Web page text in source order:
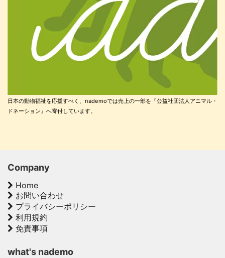
日本の動物福祉を応援すべく、nademoでは売上の一部を『公益社団法人アニマル・
ドネーション』へ寄付しています。
Company
Home
お問い合わせ
プライバシーポリシー
利用規約
免責事項
what's nademo